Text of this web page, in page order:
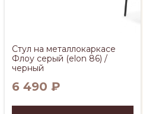
Стул на металлокаркасе
Флоу серый (elon 86) /
черный
6 490 ₽